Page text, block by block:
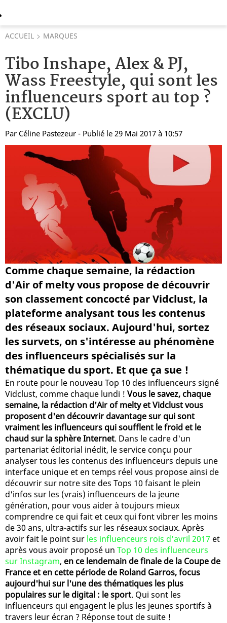
ACCUEIL MARQUES
Tibo Inshape, Alex & PJ,
Wass Freestyle, qui sont les
influenceurs sport au top ?
(EXCLU)
Par Céline Pastezeur - Publié le 29 Mai 2017 à 10:57
Comme chaque semaine, la rédaction
d'Air of melty vous propose de découvrir
son classement concocté par Vidclust, la
plateforme analysant tous les contenus
des réseaux sociaux. Aujourd'hui, sortez
les survets, on s'intéresse au phénomène
des influenceurs spécialisés sur la
thématique du sport. Et que ça sue !
En route pour le nouveau Top 10 des influenceurs signé
Vidclust, comme chaque lundi ! Vous le savez, chaque
semaine, la rédaction d'Air of melty et Vidclust vous
proposent d'en découvrir davantage sur qui sont
vraiment les influenceurs qui soufflent le froid et le
chaud sur la sphère Internet. Dans le cadre d'un
partenariat éditorial inédit, le service conçu pour
analyser tous les contenus des influenceurs depuis une
interface unique et en temps réel vous propose ainsi de
découvrir sur notre site des Tops 10 faisant le plein
d'infos sur les (vrais) influenceurs de la jeune
génération, pour vous aider à toujours mieux
comprendre ce qui fait et ceux qui font vibrer les moins
de 30 ans, ultra-actifs sur les réseaux sociaux. Après
avoir fait le point sur les influenceurs rois d'avril 2017 et
après vous avoir proposé un Top 10 des influenceurs
sur Instagram, en ce lendemain de finale de la Coupe de
France et en cette période de Roland Garros, focus
aujourd'hui sur l'une des thématiques les plus
populaires sur le digital : le sport. Qui sont les
influenceurs qui engagent le plus les jeunes sportifs à
travers leur écran ? Réponse tout de suite !